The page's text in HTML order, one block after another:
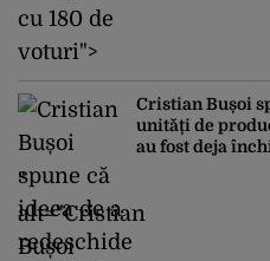
cu 180 de
voturi">
"
alt="Cristian
Bușoi
Cristian Bușoi
unități de
au fost deja